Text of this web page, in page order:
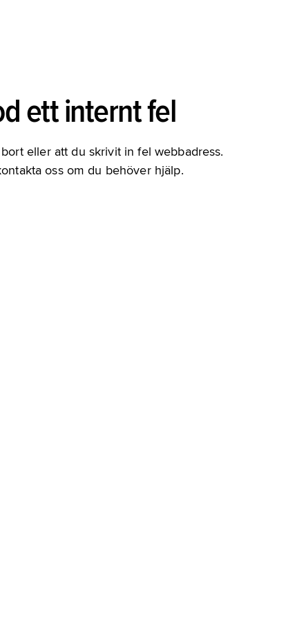
ett internt fel
eller att du skrivit in fel webbadress.
oss om du behöver hjälp.